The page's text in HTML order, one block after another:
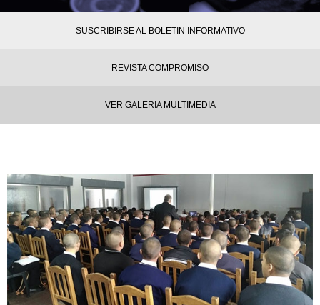
SUSCRIBIRSE AL BOLETIN INFORMATIVO
REVISTA COMPROMISO
VER GALERIA MULTIMEDIA